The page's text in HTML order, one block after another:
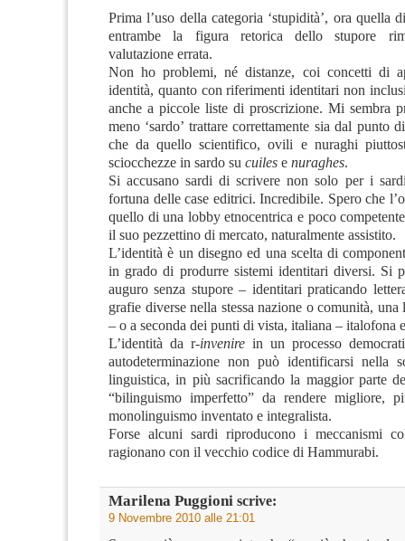
Prima l’uso della categoria ‘stupidità’, ora quella
entrambe la figura retorica dello stupore
valutazione errata.
Non ho problemi, né distanze, coi concetti di
identità, quanto con riferimenti identitari non
anche a piccole liste di proscrizione. Mi sembra
meno ‘sardo’ trattare correttamente sia dal punto
che da quello scientifico, ovili e nuraghi
sciocchezze in sardo su cuiles e nuraghes.
Si accusano sardi di scrivere non solo per i
fortuna delle case editrici. Incredibile. Spero che
quello di una lobby etnocentrica e poco
il suo pezzettino di mercato, naturalmente assistito.
L’identità è un disegno ed una scelta di
in grado di produrre sistemi identitari diversi. Si
auguro senza stupore – identitari praticando
grafie diverse nella stessa nazione o comunità, una
– o a seconda dei punti di vista, italiana – italofona
L’identità da r-invenire in un processo
autodeterminazione non può identificarsi nella
linguistica, in più sacrificando la maggior parte
“bilinguismo imperfetto” da rendere migliore,
monolinguismo inventato e integralista.
Forse alcuni sardi riproducono i meccanismi
ragionano con il vecchio codice di Hammurabi.
Marilena Puggioni scrive:
9 Novembre 2010 alle 21:01